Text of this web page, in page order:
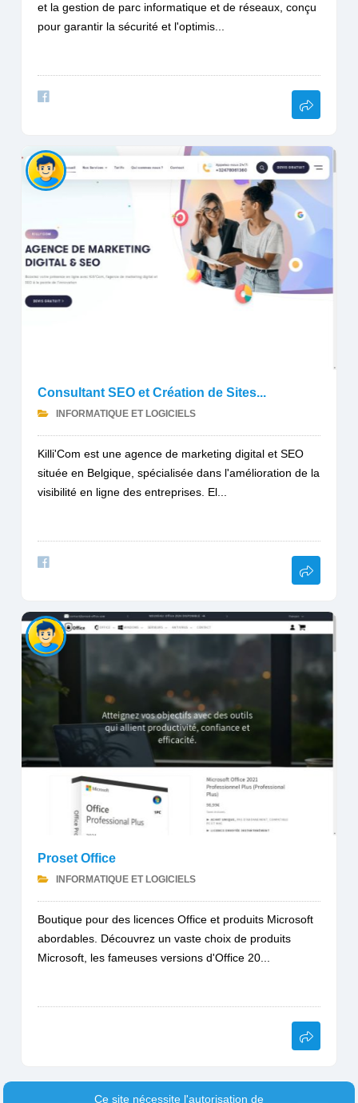
et la gestion de parc informatique et de réseaux, conçu
pour garantir la sécurité et l'optimis...
Consultant SEO et Création de Sites...
INFORMATIQUE ET LOGICIELS
Killi'Com est une agence de marketing digital et SEO
située en Belgique, spécialisée dans l'amélioration de la
visibilité en ligne des entreprises. El...
Proset Office
INFORMATIQUE ET LOGICIELS
Boutique pour des licences Office et produits Microsoft
abordables. Découvrez un vaste choix de produits
Microsoft, les fameuses versions d'Office 20...
Ce site nécessite l'autorisation de